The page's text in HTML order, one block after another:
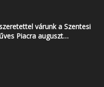
várunk a Szentesi
Piacra auguszt…